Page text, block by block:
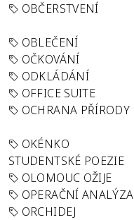
OBČERSTVENÍ
OBLEČENÍ
OČKOVÁNÍ
ODKLÁDÁNÍ
OFFICE SUITE
OCHRANA PŘÍRODY
OKÉNKO
STUDENTSKÉ POEZIE
OLOMOUC OŽIJE
OPERAČNÍ ANALÝZA
ORCHIDEJ